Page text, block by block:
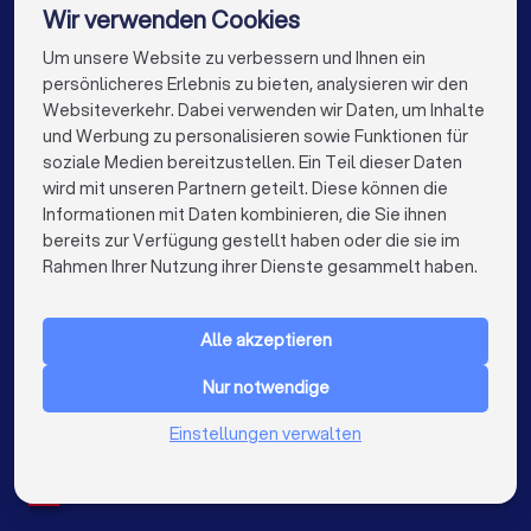
Stuckateure in Dresden
Stuckateure in Leipzig
Stuckateure in Duisburg
Stuckateure in Bochum
Stuckateure in Wuppertal
Stuckateure in Bielefeld
Stuckateure in Bonn
Stuckateure in Münster
Die besten Unternehmen für Sie
info@trustlocal.de
FÜR PRIVATPERSONEN
Niederlande
Wir verwenden Cookies
Um unsere Website zu verbessern und Ihnen ein
persönlicheres Erlebnis zu bieten, analysieren wir den
Websiteverkehr. Dabei verwenden wir Daten, um Inhalte
und Werbung zu personalisieren sowie Funktionen für
soziale Medien bereitzustellen. Ein Teil dieser Daten
wird mit unseren Partnern geteilt. Diese können die
Informationen mit Daten kombinieren, die Sie ihnen
bereits zur Verfügung gestellt haben oder die sie im
Rahmen Ihrer Nutzung ihrer Dienste gesammelt haben.
Alle akzeptieren
Nur notwendige
Einstellungen verwalten